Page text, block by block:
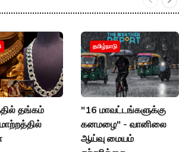
தங்கம்
தமிழ்நாடு
"16 மாவட்டங்களுக்கு
கனமழை" - வானிலை
ஆய்வு மையம்